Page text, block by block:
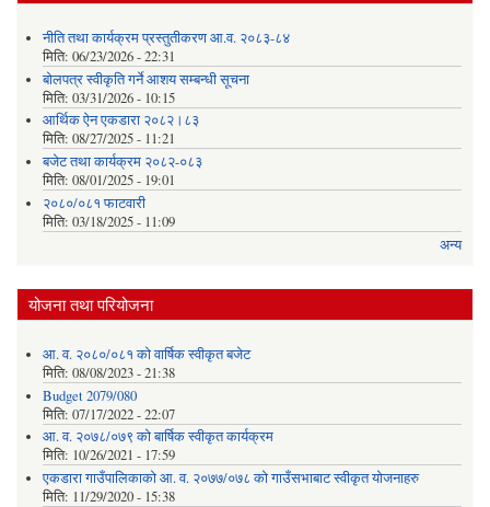
नीति तथा कार्यक्रम प्रस्तुतीकरण आ.व. २०८३-८४
मिति: 06/23/2026 - 22:31
बोलपत्र स्वीकृति गर्ने आशय सम्बन्धी सूचना
मिति: 03/31/2026 - 10:15
आर्थिक ऐन एकडारा २०८२।८३
मिति: 08/27/2025 - 11:21
बजेट तथा कार्यक्रम २०८२-०८३
मिति: 08/01/2025 - 19:01
२०८०/०८१ फाटवारी
मिति: 03/18/2025 - 11:09
अन्य
योजना तथा परियोजना
आ. व. २०८०/०८१ को वार्षिक स्वीकृत बजेट
मिति: 08/08/2023 - 21:38
Budget 2079/080
मिति: 07/17/2022 - 22:07
आ. व. २०७८/०७९ को बार्षिक स्वीकृत कार्यक्रम
मिति: 10/26/2021 - 17:59
एकडारा गाउँपालिकाको आ. व. २०७७/०७८ को गाउँसभाबाट स्वीकृत योजनाहरु
मिति: 11/29/2020 - 15:38